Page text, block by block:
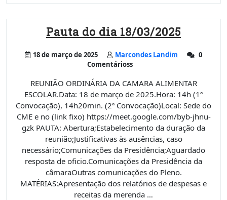
Pauta do dia 18/03/2025
18 de março de 2025 Marcondes Landim
0
Comentárioss
REUNIÃO ORDINÁRIA DA CAMARA ALIMENTAR
ESCOLAR.Data: 18 de março de 2025.Hora: 14h (1ª
Convocação), 14h20min. (2ª Convocação)Local: Sede do
CME e no (link fixo) https://meet.google.com/byb-jhnu-
gzk PAUTA: Abertura;Estabelecimento da duração da
reunião;Justificativas às ausências, caso
necessário;Comunicações da Presidência;Aguardado
resposta de oficio.Comunicações da Presidência da
câmaraOutras comunicações do Pleno.
MATÉRIAS:Apresentação dos relatórios de despesas e
receitas da merenda …